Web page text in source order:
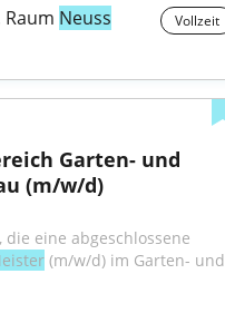
Neuss Vollzeit
Garten- und
(m/w/d)
eine abgeschlossene
(m/w/d) im Garten- und